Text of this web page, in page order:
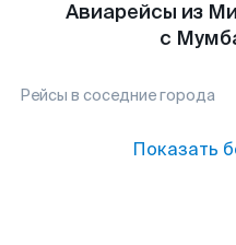
Авиарейсы из
с
Рейсы в соседние города
Показать